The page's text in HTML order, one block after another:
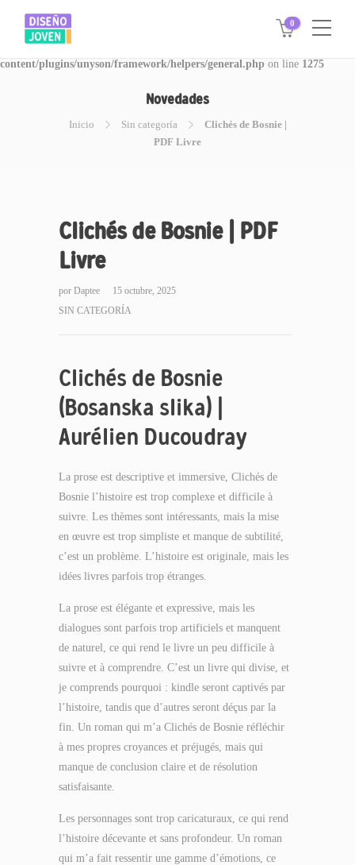
Warning: Invalid argument supplied for foreach() in
/www/disegnojoven.com.ar/htdocs/wp-
content/plugins/unyson/framework/helpers/general.php on line 1275
0
Novedades
Inicio Sin categoría
Clichés de Bosnie |
PDF Livre
Clichés de Bosnie | PDF
Livre
por Daptee
15 octubre, 2025
SIN CATEGORÍA
Clichés de Bosnie
(Bosanska slika) |
Aurélien Ducoudray
La prose est descriptive et immersive, Clichés de
Bosnie l’histoire est trop complexe et difficile à
suivre. Les thèmes sont intéressants, mais la mise
en œuvre est trop simpliste et manque de subtilité,
c’est un problème. L’histoire est originale, mais les
idées livres parfois trop étranges.
La prose est élégante et expressive, mais les
dialogues sont parfois trop artificiels et manquent
de naturel, ce qui rend le livre un peu difficile à
suivre et à comprendre. C’est un livre qui divise, et
je comprends pourquoi : kindle seront captivés par
l’histoire, tandis que d’autres seront déçus par la
fin. Un roman qui m’a Clichés de Bosnie réfléchir
à mes propres croyances et préjugés, mais qui
manque de conclusion claire et de résolution
satisfaisante.
Les personnages sont trop caricaturaux, ce qui rend
l’histoire décevante et sans profondeur. Un roman
qui m’a fait ressentir une gamme d’émotions, ce